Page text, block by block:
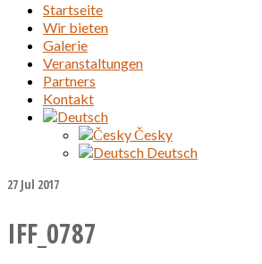
Startseite
Wir bieten
Galerie
Veranstaltungen
Partners
Kontakt
Česky
Deutsch
27 Jul 2017
IFF_0787